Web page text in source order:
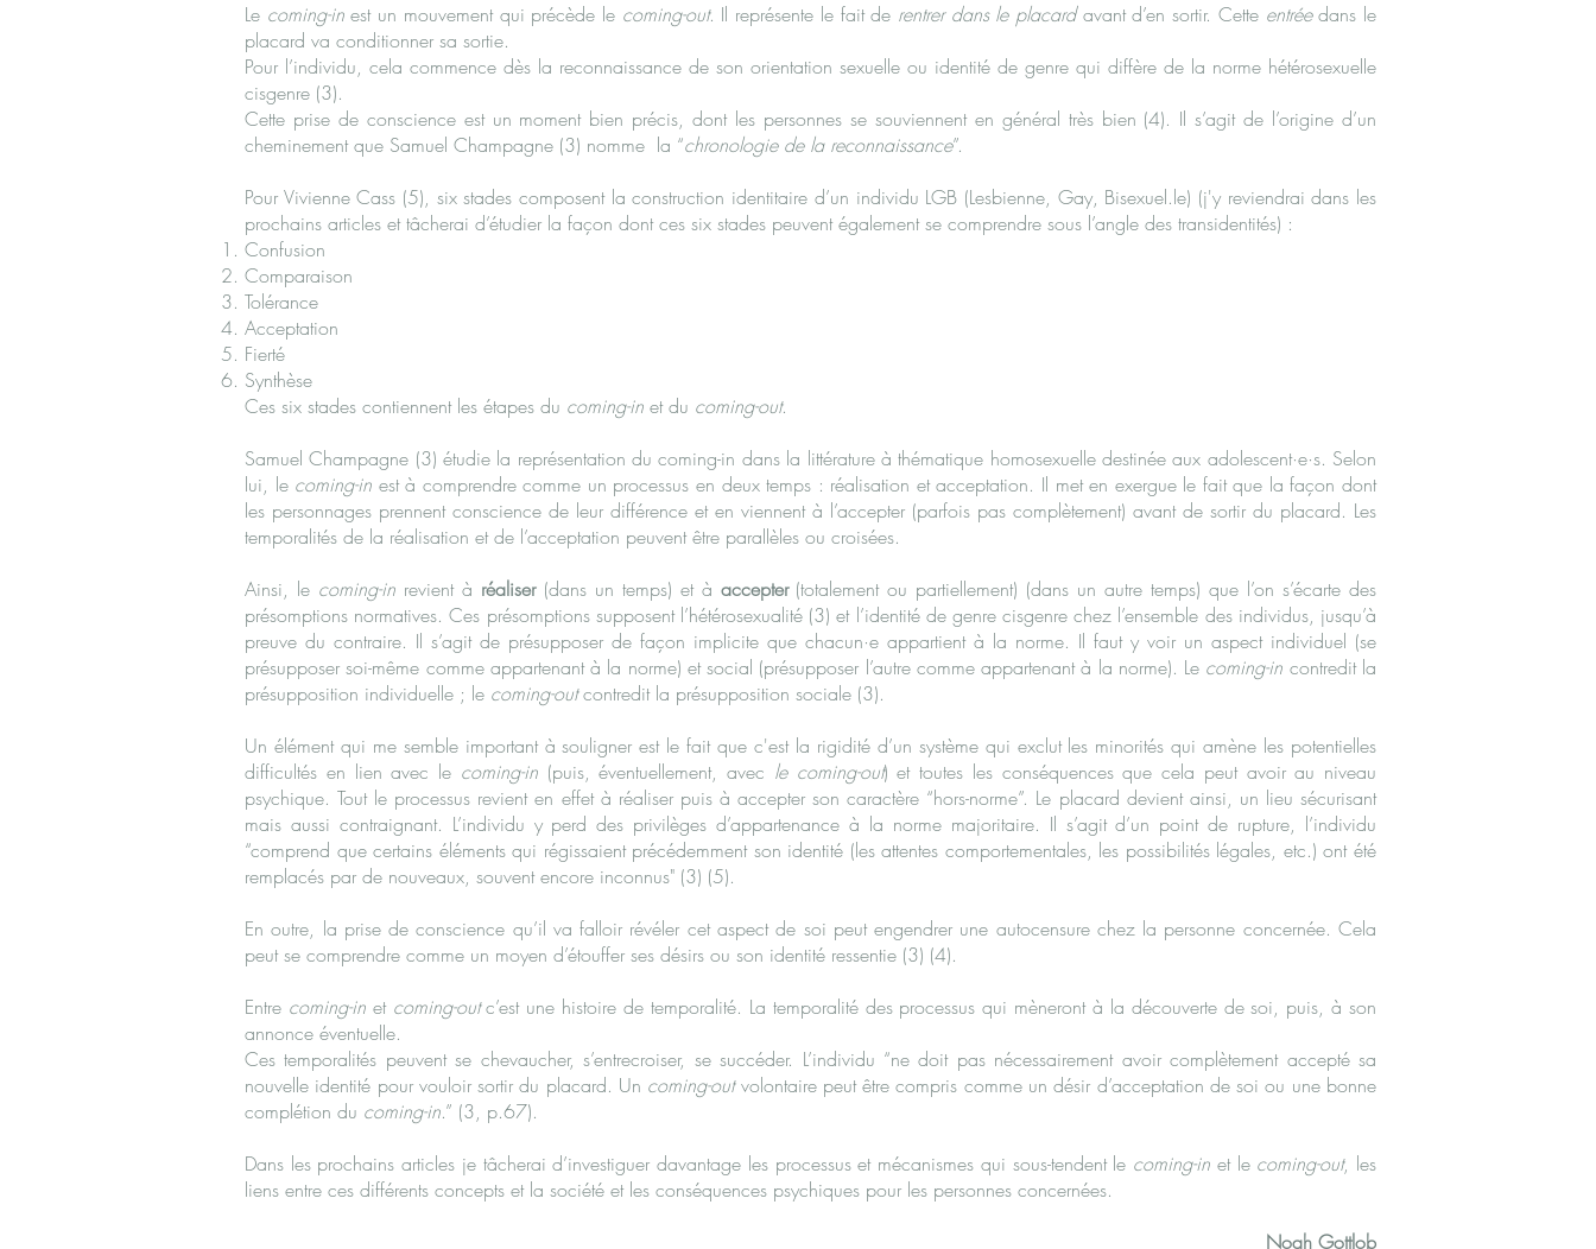
Le coming-inest un mouvement qui précède le coming-out. Il représente le fait de rentrer dans le placardavant d’en sortir. Cette entréedans le
placard va conditionner sa sortie.
Pour l’individu, cela commence dès la reconnaissance de son orientation sexuelle ou identité de genre qui diffère de la norme hétérosexuelle
cisgenre (3).
Cette prise de conscience est un moment bien précis, dont les personnes se souviennent en général très bien (4). Il s’agit de l’origine d’un
cheminement que Samuel Champagne (3) nomme la “chronologie de la reconnaissance”.
Pour Vivienne Cass (5), six stades composent la construction identitaire d’un individu LGB (Lesbienne, Gay, Bisexuel.le) (j'y reviendrai dans les
prochains articles et tâcherai d’étudier la façon dont ces six stades peuvent également se comprendre sous l’angle des transidentités) :
Confusion
Comparaison
Tolérance
Acceptation
Fierté
Synthèse
Ces six stades contiennent les étapes du coming-in et du coming-out.
Samuel Champagne (3) étudie la représentation du coming-in dans la littérature à thématique homosexuelle destinée aux adolescent·e·s. Selon
lui, le coming-in est à comprendre comme un processus en deux temps : réalisation et acceptation. Il met en exergue le fait que la façon dont
les personnages prennent conscience de leur différence et en viennent à l’accepter (parfois pas complètement) avant de sortir du placard. Les
temporalités de la réalisation et de l’acceptation peuvent être parallèles ou croisées.
Ainsi, le coming-inrevient à réaliser(dans un temps) et à accepter(totalement ou partiellement) (dans un autre temps) que l’on s’écarte des
présomptions normatives. Ces présomptions supposent l’hétérosexualité (3) et l’identité de genre cisgenre chez l’ensemble des individus, jusqu’à
preuve du contraire. Il s’agit de présupposer de façon implicite que chacun·e appartient à la norme. Il faut y voir un aspect individuel (se
présupposer soi-même comme appartenant à la norme) et social (présupposer l’autre comme appartenant à la norme). Le coming-in contredit la
présupposition individuelle ; le coming-outcontredit la présupposition sociale (3).
Un élément qui me semble important à souligner est le fait que c'est la rigidité d’un système qui exclut les minorités qui amène les potentielles
difficultés en lien avec le coming-in(puis, éventuellement, avec le coming-out) et toutes les conséquences que cela peut avoir au niveau
psychique. Tout le processus revient en effet à réaliser puis à accepter son caractère “hors-norme”. Le placard devient ainsi, un lieu sécurisant
mais aussi contraignant. L’individu y perd des privilèges d’appartenance à la norme majoritaire. Il s’agit d’un point de rupture, l’individu
“comprend que certains éléments qui régissaient précédemment son identité (les attentes comportementales, les possibilités légales, etc.) ont été
remplacés par de nouveaux, souvent encore inconnus" (3) (5).
En outre, la prise de conscience qu’il va falloir révéler cet aspect de soi peut engendrer une autocensure chez la personne concernée. Cela
peut se comprendre comme un moyen d’étouffer ses désirs ou son identité ressentie (3) (4).
Entre coming-inet coming-outc’est une histoire de temporalité. La temporalité des processus qui mèneront à la découverte de soi, puis, à son
annonce éventuelle.
Ces temporalités peuvent se chevaucher, s’entrecroiser, se succéder. L’individu “ne doit pas nécessairement avoir complètement accepté sa
nouvelle identité pour vouloir sortir du placard. Un coming-outvolontaire peut être compris comme un désir d’acceptation de soi ou une bonne
complétion du coming-in.” (3, p.67).
Dans les prochains articles je tâcherai d’investiguer davantage les processus et mécanismes qui sous-tendent le coming-in et le coming-out, les
liens entre ces différents concepts et la société et les conséquences psychiques pour les personnes concernées.
Noah Gottlob